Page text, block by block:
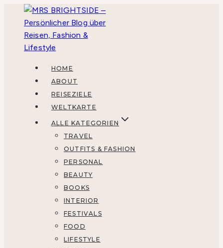
springen
HOME
ABOUT
REISEZIELE
WELTKARTE
ALLE KATEGORIEN
TRAVEL
OUTFITS & FASHION
PERSONAL
BEAUTY
BOOKS
INTERIOR
FESTIVALS
FOOD
LIFESTYLE